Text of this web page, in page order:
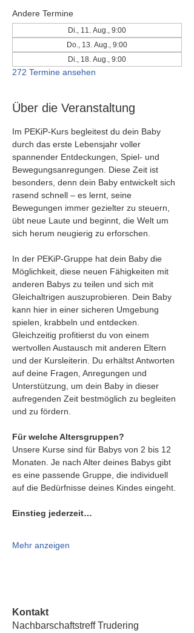
Andere Termine
Di., 11. Aug., 9:00
Do., 13. Aug., 9:00
Di., 18. Aug., 9:00
272 Termine ansehen
Über die Veranstaltung
Im PEKiP-Kurs begleitest du dein Baby
durch das erste Lebensjahr voller
spannender Entdeckungen, Spiel- und
Bewegungsanregungen. Diese Zeit ist
besonders, denn dein Baby entwickelt sich
rasend schnell – es lernt, seine
Bewegungen immer gezielter zu steuern,
übt neue Laute und beginnt, die Welt um
sich herum neugierig zu erforschen.
In der PEKiP-Gruppe hat dein Baby die
Möglichkeit, diese neuen Fähigkeiten mit
anderen Babys zu teilen und sich mit
Gleichaltrigen auszuprobieren. Dein Baby
kann hier in einer sicheren Umgebung
spielen, krabbeln und entdecken.
Gleichzeitig profitierst du von einem
wertvollen Austausch mit anderen Eltern
und der Kursleiterin. Du erhältst Antworten
auf deine Fragen, Anregungen und
Unterstützung, um dein Baby in dieser
aufregenden Zeit bestmöglich zu begleiten
und zu fördern.
Für welche Altersgruppen?
Unsere Kurse sind für Babys von 2 bis 12
Monaten. Je nach Alter deines Babys gibt
es eine passende Gruppe, die individuell
auf die Bedürfnisse deines Kindes eingeht.
Einstieg jederzeit…
Mehr anzeigen
Kontakt
Nachbarschaftstreff Trudering